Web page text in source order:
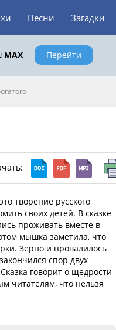
Песни Загадки
MAX Перейти
творение русского
своих детей. В сказке
проживать вместе в
мышка заметила, что
Зерно и провалилось
спор двух
говорит о щедрости
читателям, что нельзя